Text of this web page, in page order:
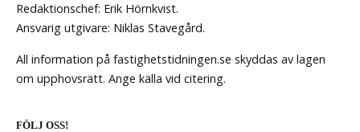
Redaktionschef: Erik Hörnkvist.
Ansvarig utgivare: Niklas Stavegård.
All information på fastighetstidningen.se skyddas av lagen
om upphovsrätt. Ange källa vid citering.
FÖLJ OSS!